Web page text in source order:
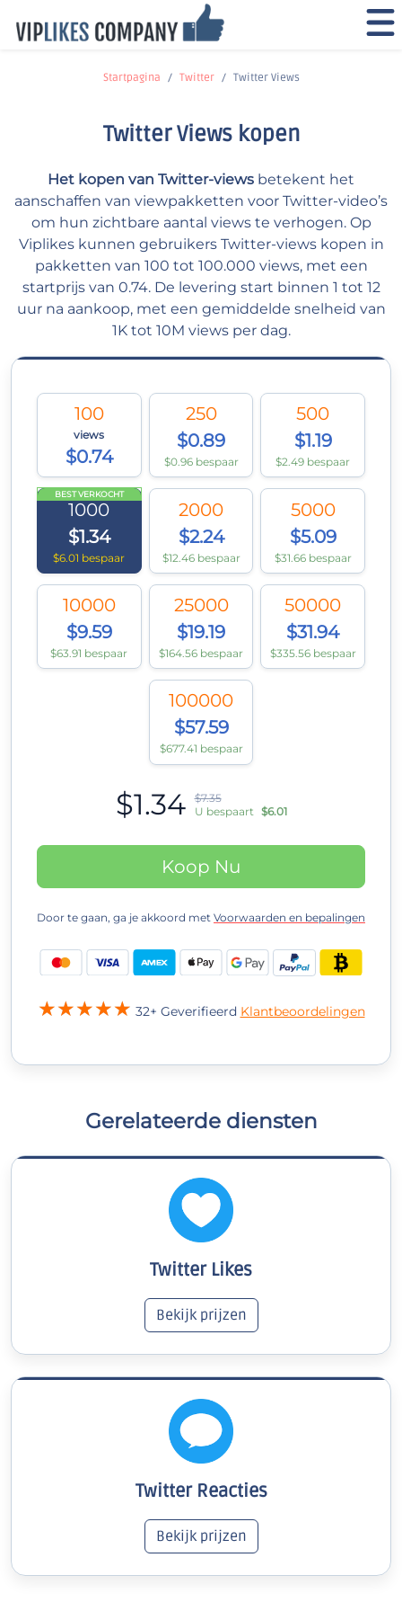
Startpagina Twitter Twitter Views
Twitter Views kopen
Het kopen van Twitter-views betekent het
aanschaffen van viewpakketten voor Twitter-video’s
om hun zichtbare aantal views te verhogen. Op
Viplikes kunnen gebruikers Twitter-views kopen in
pakketten van 100 tot 100.000 views, met een
startprijs van 0.74. De levering start binnen 1 tot 12
uur na aankoop, met een gemiddelde snelheid van
1K tot 10M views per dag.
100
views
$0.74
250
$0.89
$0.96 bespaar
500
$1.19
$2.49 bespaar
BEST VERKOCHT
1000
$1.34
$6.01 bespaar
2000
$2.24
$12.46 bespaar
5000
$5.09
$31.66 bespaar
10000
$9.59
$63.91 bespaar
25000
$19.19
$164.56 bespaar
50000
$31.94
$335.56 bespaar
100000
$57.59
$677.41 bespaar
$1.34
$7.35
U bespaart $6.01
Koop Nu
Door te gaan, ga je akkoord met Voorwaarden en bepalingen
32+ Geverifieerd Klantbeoordelingen
Gerelateerde diensten
Twitter Likes
Bekijk prijzen
Twitter Reacties
Bekijk prijzen